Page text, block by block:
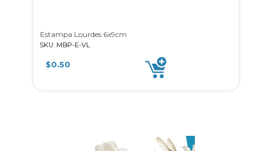
Estampa Lourdes 6x9cm
SKU: MBP-E-VL
$0.50